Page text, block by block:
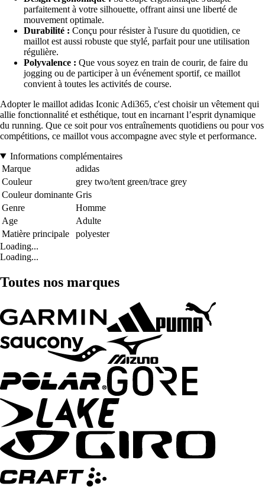
parfaitement à votre silhouette, offrant ainsi une liberté de
mouvement optimale.
Durabilité : Conçu pour résister à l'usure du quotidien, ce
maillot est aussi robuste que stylé, parfait pour une utilisation
régulière.
Polyvalence : Que vous soyez en train de courir, de faire du
jogging ou de participer à un événement sportif, ce maillot
convient à toutes les activités de course.
Adopter le maillot adidas Iconic Adi365, c'est choisir un vêtement qui
allie fonctionnalité et esthétique, tout en incarnant l’esprit dynamique
du running. Que ce soit pour vos entraînements quotidiens ou pour vos
compétitions, ce maillot vous accompagne avec style et performance.
Informations complémentaires
Marque
adidas
Couleur
grey two/tent green/trace grey
Couleur dominante Gris
Genre
Homme
Age
Adulte
Matière principale
polyester
Loading...
Loading...
Toutes nos marques